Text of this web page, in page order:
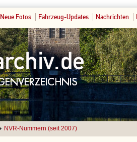
Neue Fotos Fahrzeug-Updates Nachrichten
NVR-Nummern (seit 2007)